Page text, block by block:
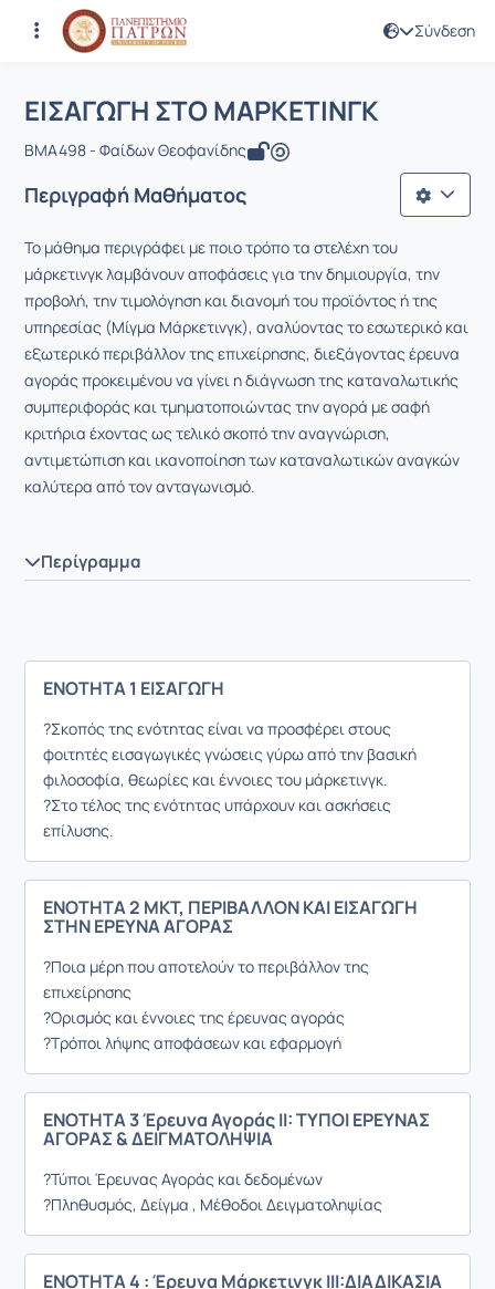
Σύνδεση
Αρχική Σελίδα
Μάθημα : ΕΙΣΑΓΩΓΗ ΣΤΟ ΜΑΡΚΕΤΙΝΓΚ
Κωδικός : BMA498
ΕΙΣΑΓΩΓΗ ΣΤΟ ΜΑΡΚΕΤΙΝΓΚ
BMA498 - Φαίδων Θεοφανίδης
Περιγραφή Μαθήματος
Το μάθημα περιγράφει με ποιο τρόπο τα στελέχη του
μάρκετινγκ λαμβάνουν αποφάσεις για την δημιουργία, την
προβολή, την τιμολόγηση και διανομή του προϊόντος ή της
υπηρεσίας (Μίγμα Μάρκετινγκ), αναλύοντας το εσωτερικό και
εξωτερικό περιβάλλον της επιχείρησης, διεξάγοντας έρευνα
αγοράς προκειμένου να γίνει η διάγνωση της καταναλωτικής
συμπεριφοράς και τμηματοποιώντας την αγορά με σαφή
κριτήρια έχοντας ως τελικό σκοπό την αναγνώριση,
αντιμετώπιση και ικανοποίηση των καταναλωτικών αναγκών
καλύτερα από τον ανταγωνισμό.
Περίγραμμα
ΕΝΟΤΗΤΑ 1 ΕΙΣΑΓΩΓΗ
?Σκοπός της ενότητας είναι να προσφέρει στους
φοιτητές εισαγωγικές γνώσεις γύρω από την βασική
φιλοσοφία, θεωρίες και έννοιες του μάρκετινγκ.
?Στο τέλος της ενότητας υπάρχουν και ασκήσεις
επίλυσης.
ΕΝΟΤΗΤΑ 2 ΜΚΤ, ΠΕΡΙΒΑΛΛΟΝ ΚΑΙ ΕΙΣΑΓΩΓΗ
ΣΤΗΝ ΕΡΕΥΝΑ ΑΓΟΡΑΣ
?Ποια μέρη που αποτελούν το περιβάλλον της
επιχείρησης
?Ορισμός και έννοιες της έρευνας αγοράς
?Τρόποι λήψης αποφάσεων και εφαρμογή
ΕΝΟΤΗΤΑ 3 Έρευνα Αγοράς ΙΙ: ΤΥΠΟΙ ΕΡΕΥΝΑΣ
ΑΓΟΡΑΣ & ΔΕΙΓΜΑΤΟΛΗΨΙΑ
?Τύποι Έρευνας Αγοράς και δεδομένων
?Πληθυσμός, Δείγμα , Μέθοδοι Δειγματοληψίας
ΕΝΟΤΗΤΑ 4 : Έρευνα Μάρκετινγκ ΙΙΙ:ΔΙΑΔΙΚΑΣΙΑ